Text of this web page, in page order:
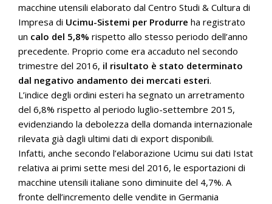
macchine utensili elaborato dal Centro Studi & Cultura di
Impresa di Ucimu-Sistemi per Produrre ha registrato
un calo del 5,8% rispetto allo stesso periodo dell’anno
precedente. Proprio come era accaduto nel secondo
trimestre del 2016, il risultato è stato determinato
dal negativo andamento dei mercati esteri.
L’indice degli ordini esteri ha segnato un arretramento
del 6,8% rispetto al periodo luglio-settembre 2015,
evidenziando la debolezza della domanda internazionale
rilevata già dagli ultimi dati di export disponibili.
Infatti, anche secondo l’elaborazione Ucimu sui dati Istat
relativa ai primi sette mesi del 2016, le esportazioni di
macchine utensili italiane sono diminuite del 4,7%. A
fronte dell’incremento delle vendite in Germania